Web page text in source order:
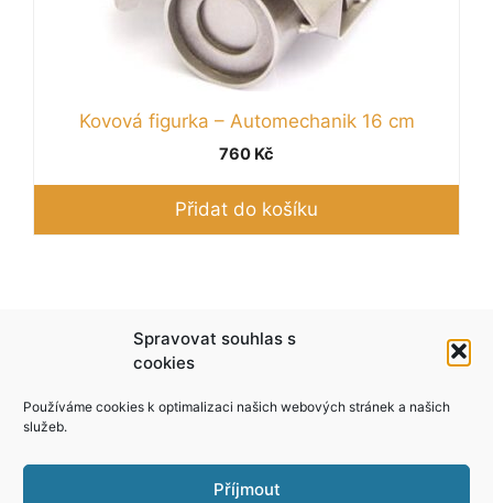
Spravovat souhlas s
cookies
Používáme cookies k optimalizaci našich webových stránek a našich
služeb.
Příjmout
Kovová figurka – Automechanik 16 cm
760 Kč
Přidat do košíku
Podle zákona o evidenci tržeb je prodávající
povinen vystavit kupujícímu účtenku. Zároveň je
daně online; v případě technického výpadku pak